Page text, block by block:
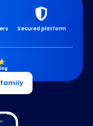
Secured platform